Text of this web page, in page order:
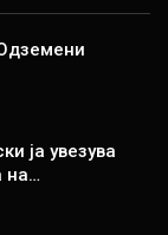
ја увезува
на…